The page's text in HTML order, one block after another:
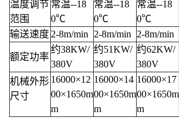
温度调节
范围
常温--18
0℃
常温--18
0℃
常温--18
0℃
输送速度 2-8m/min 2-8m/min 2-8m/min
额定功率
约38KW/
380V
约51KW/
380V
约62KW/
380V
机械外形
尺寸
16000×12
00×1650m
m
16000×14
00×1650m
m
16000×17
00×1650m
m